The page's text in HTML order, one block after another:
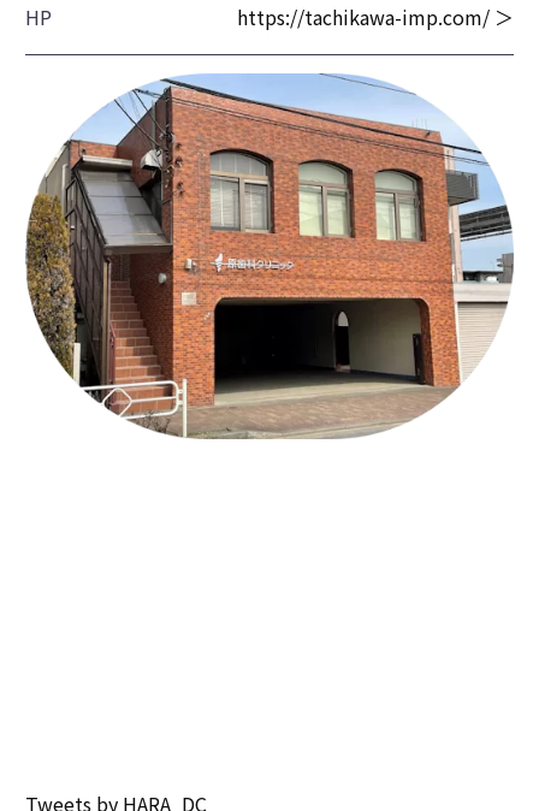
HP https://tachikawa-imp.com/ ＞
Tweets by HARA_DC